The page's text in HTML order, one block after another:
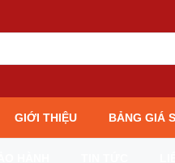
GIỚI THIỆU BẢNG GIÁ